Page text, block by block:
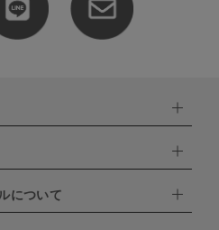
だけます。
について